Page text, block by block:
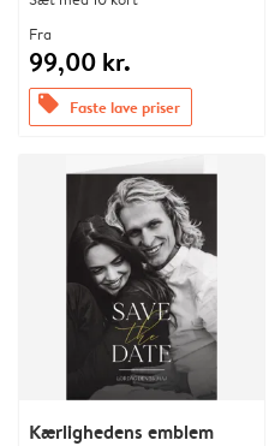
Fra
99,00 kr.
offers Faste lave priser
Kærlighedens emblem